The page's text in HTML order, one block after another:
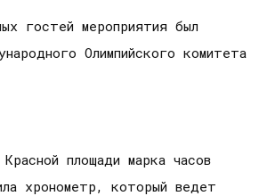
гостей мероприятия был
Олимпийского комитета
площади марка часов
хронометр, который ведет